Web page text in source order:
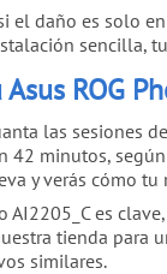
el daño es solo
sencilla,
ROG
las sesiones
minutos,
y verás cómo
AI2205_C es
tienda para
similares.